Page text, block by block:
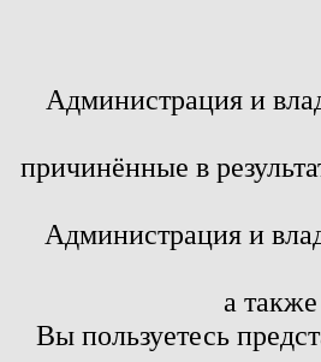
Администрация и
причинённые в
Администрация и
а
Вы пользуетесь